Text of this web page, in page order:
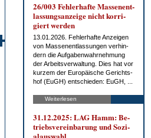
26/003 Feh­ler­haf­te Mas­sen­ent­
las­sungs­an­zei­ge nicht kor­ri­
giert wer­den
13.01.2026. Feh­ler­haf­te An­zei­gen
von Mas­sen­ent­las­sun­gen ver­hin­
dern die Auf­ga­ben­wahr­neh­mung
der Ar­beits­ver­wal­tung. Dies hat vor
kur­zem der Eu­ro­päi­sche Ge­richts­
hof (EuGH) ent­schie­den: EuGH, ...
Weiterlesen
31.12.2025: LAG Hamm: Be­
triebs­ver­ein­ba­rung und So­zi­